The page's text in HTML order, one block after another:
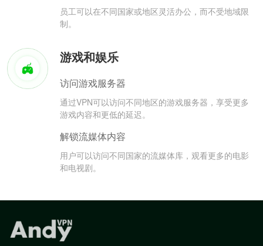
员工可以在不同国家或地区灵活办公，而不受地域限
制。
游戏和娱乐
访问游戏服务器
通过VPN可以访问不同地区的游戏服务器，享受更多
游戏内容和更低的延迟。
解锁流媒体内容
用户可以访问不同国家的流媒体库，观看更多的电影
和电视剧。